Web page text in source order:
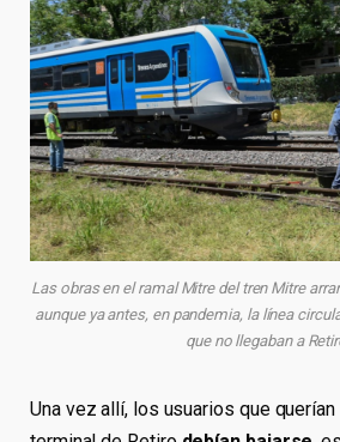
Las obras en el ramal Mitre del tren Mitre
aunque ya antes, en pandemia, la línea
que no llegaban a
Una vez allí, los usuarios que